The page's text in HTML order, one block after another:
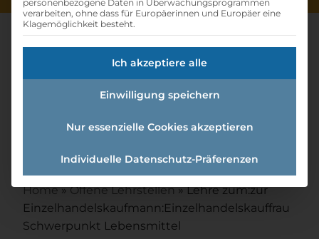
Lehre Zum:zur
Einzelhandelskaufmann:einzel
handelskauffrau
Schwerpunkt Lebensmittel
Home»Offene Lehrstellen»Lehre zum:zur
Einzelhandelskaufmann:Einzelhandelskauffrau
Schwerpunkt Lebensmittel
personenbezogene Daten in Überwachungsprogrammen
verarbeiten, ohne dass für Europäerinnen und Europäer eine
Klagemöglichkeit besteht.
Ich akzeptiere alle
Einwilligung speichern
Nur essenzielle Cookies akzeptieren
Individuelle Datenschutz-Präferenzen